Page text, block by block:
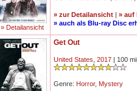
» Detailansicht
» zur Detailansicht | » auf
» auch als Blu-ray Disc
Get Out
United States 2017 | 100
Genre: Horror, Mystery